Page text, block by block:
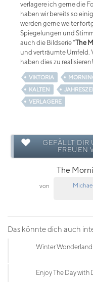
verlagere ich gerne die
haben wir bereits so
werden gerne weiter
Spiegelungen und
auch die Bildserie "The
und verträumte Umfeld.
haben dies zu realisieren!
VIKTORIA
KALTEN
VERLAGERE
GEFÄLLT DIR
FREUEN
The
von
Das könnte dich auch
Winter
Enjoy The Day with